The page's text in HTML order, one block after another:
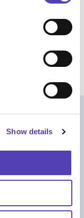
Show details